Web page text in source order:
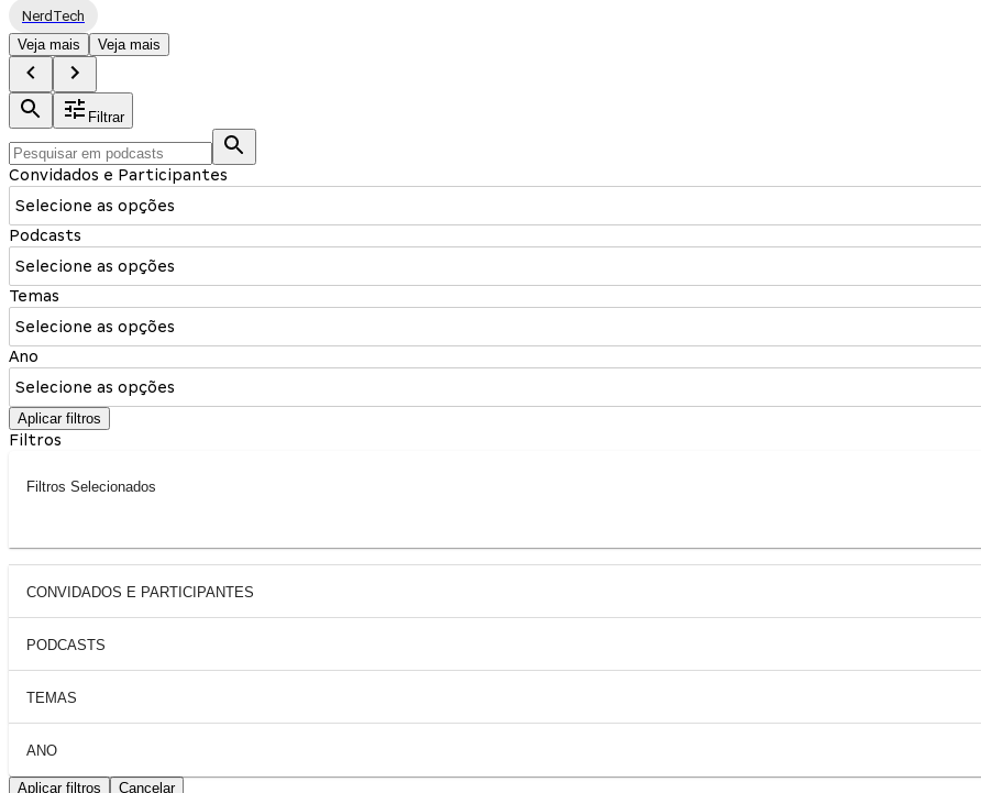
NerdTech
Veja mais
Veja mais
Filtrar
Convidados e Participantes
Selecione as opções
Podcasts
Selecione as opções
Temas
Selecione as opções
Ano
Selecione as opções
Aplicar filtros
Filtros
Filtros Selecionados
CONVIDADOS E PARTICIPANTES
PODCASTS
TEMAS
ANO
Aplicar filtros Cancelar